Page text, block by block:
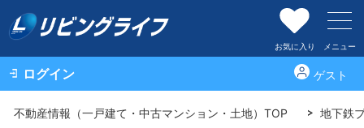
お気に入り メニュー
ログイン ゲスト
不動産情報（一戸建て・中古マンション・土地）TOP 地下鉄